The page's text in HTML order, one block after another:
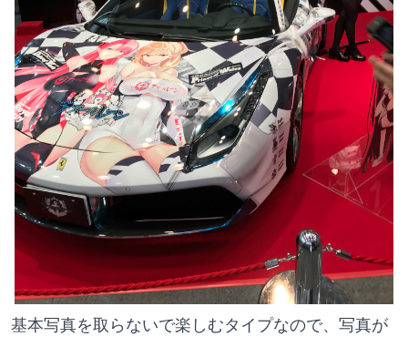
基本写真を取らないで楽しむタイプなので、写真が